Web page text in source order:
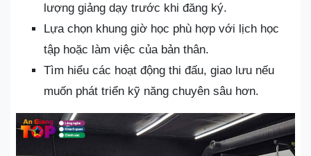
lượng giảng dạy trước khi đăng ký.
Lựa chọn khung giờ học phù hợp với lịch học
tập hoặc làm việc của bản thân.
Tìm hiểu các hoạt động thi đấu, giao lưu nếu
muốn phát triển kỹ năng chuyên sâu hơn.